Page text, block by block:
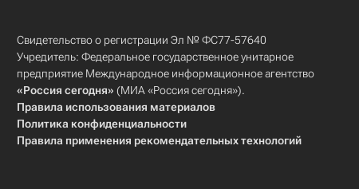
Свидетельство о регистрации Эл № ФС77-57640
Учредитель: Федеральное государственное унитарное
предприятие Международное информационное агентство
«Россия сегодня» (МИА «Россия сегодня»).
Правила использования материалов
Политика конфиденциальности
Правила применения рекомендательных технологий